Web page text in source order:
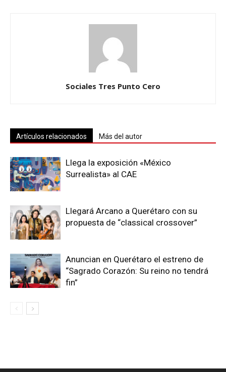
Sociales Tres Punto Cero
Artículos relacionados Más del autor
Llega la exposición «México
Surrealista» al CAE
Llegará Arcano a Querétaro con su
propuesta de “classical crossover”
Anuncian en Querétaro el estreno de
“Sagrado Corazón: Su reino no tendrá
fin”